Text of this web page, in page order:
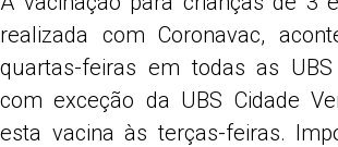
realizada com Coronavac,
quartas-feiras em todas as
com exceção da UBS Cidade
esta vacina às terças-feiras.